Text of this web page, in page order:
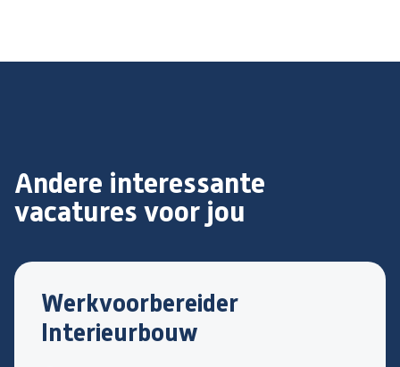
Andere interessante
vacatures voor jou
Werkvoorbereider
Interieurbouw